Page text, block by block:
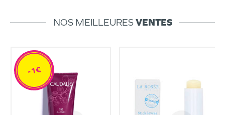
NOS MEILLEURESVENTES
-1€